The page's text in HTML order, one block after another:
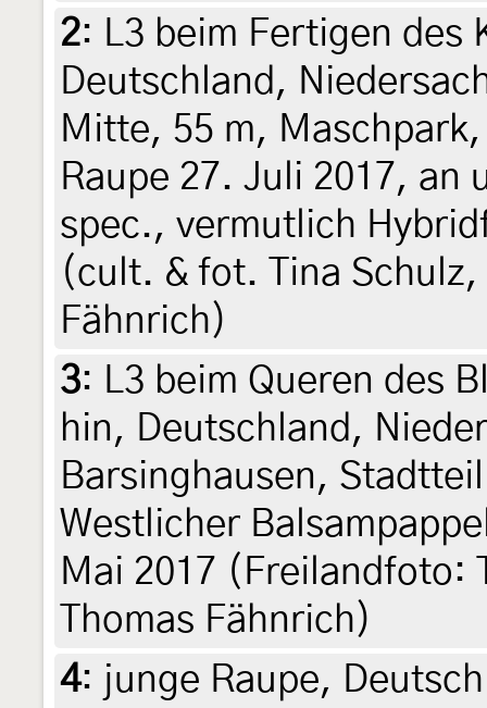
2: L3 beim Fertigen
Deutschland,
Mitte, 55 m,
Raupe 27. Juli 2017, an
spec., vermutlich
(cult. & fot. Tina
Fähnrich)
3: L3 beim Queren des
hin, Deutschland,
Barsinghausen,
Westlicher
Mai 2017 (Freilandfoto:
Thomas Fähnrich)
4: junge Raupe,